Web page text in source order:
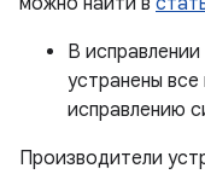
В
устранены
исправлению
Производители